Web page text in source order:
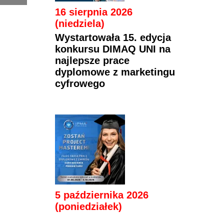
16 sierpnia 2026
(niedziela)
Wystartowała 15. edycja
konkursu DIMAQ UNI na
najlepsze prace
dyplomowe z marketingu
cyfrowego
5 października 2026
(poniedziałek)